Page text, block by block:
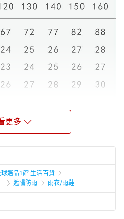
更多
選品1館 生活百貨
遮陽防雨 雨衣/雨鞋